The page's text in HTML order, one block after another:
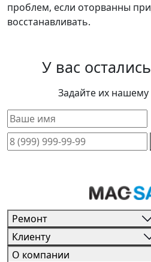
проблем, если оторванны
восстанавливать.
У вас
Задайте их нашему
Ремонт
Клиенту
О компании